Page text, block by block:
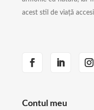
acest stil de viață
Contul meu